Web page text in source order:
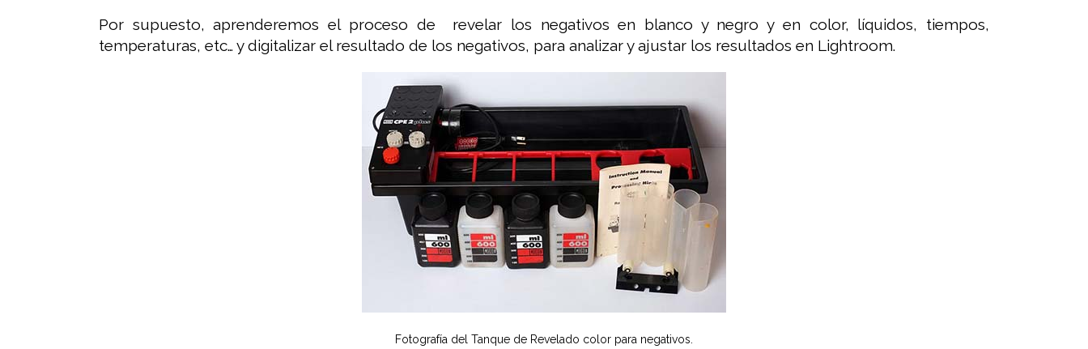
Por supuesto, aprenderemos el proceso de revelar los negativos en blanco y negro y en color, líquidos, tiempos,
temperaturas, etc… y digitalizar el resultado de los negativos, para analizar y ajustar los resultados en Lightroom.
Fotografía del Tanque de Revelado color para negativos.